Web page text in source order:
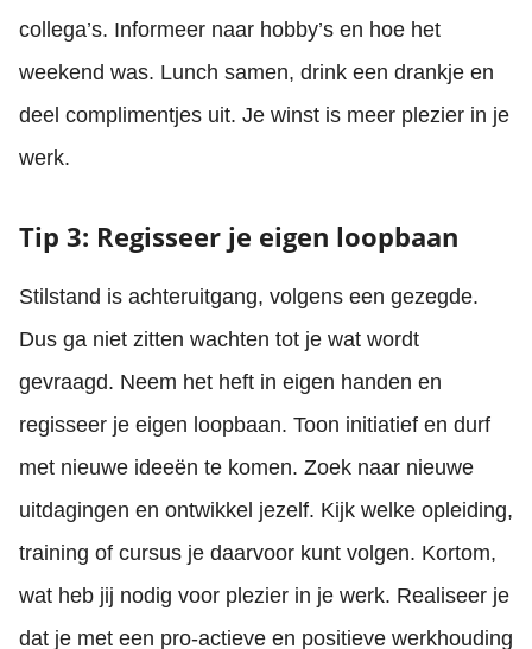
collega’s. Informeer naar hobby’s en hoe het
weekend was. Lunch samen, drink een drankje en
deel complimentjes uit. Je winst is meer plezier in je
werk.
Tip 3: Regisseer je eigen loopbaan
Stilstand is achteruitgang, volgens een gezegde.
Dus ga niet zitten wachten tot je wat wordt
gevraagd. Neem het heft in eigen handen en
regisseer je eigen loopbaan. Toon initiatief en durf
met nieuwe ideeën te komen. Zoek naar nieuwe
uitdagingen en ontwikkel jezelf. Kijk welke opleiding,
training of cursus je daarvoor kunt volgen. Kortom,
wat heb jij nodig voor plezier in je werk. Realiseer je
dat je met een pro-actieve en positieve werkhouding